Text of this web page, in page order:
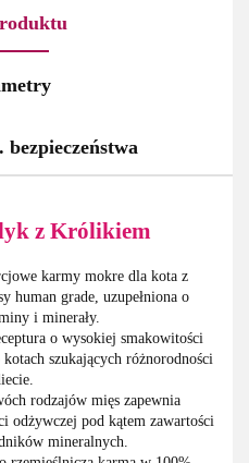
z Królikiem
karmy mokre dla kota z
human grade, uzupełniona o
i minerały.
o wysokiej smakowitości
szukających różnorodności
rodzajów mięs zapewnia
odżywczej pod kątem zawartości
mineralnych.